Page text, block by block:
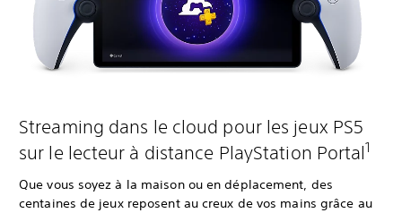
Streaming dans le cloud pour les jeux PS5
sur le lecteur à distance PlayStation Portal1
Que vous soyez à la maison ou en déplacement, des
centaines de jeux reposent au creux de vos mains grâce au